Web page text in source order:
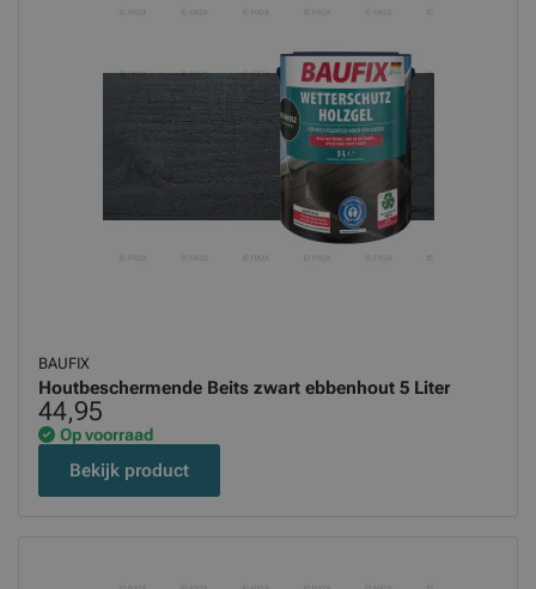
BAUFIX
Houtbeschermende Beits zwart ebbenhout 5 Liter
44,95
Op voorraad
Bekijk product